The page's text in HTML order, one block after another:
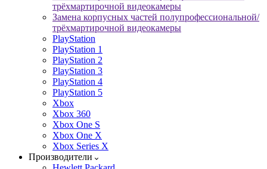
трёхмартирочной видеокамеры
Замена корпусных частей полупрофессиональной/
трёхмартирочной видеокамеры
PlayStation
PlayStation 1
PlayStation 2
PlayStation 3
PlayStation 4
PlayStation 5
Xbox
Xbox 360
Xbox One S
Xbox One X
Xbox Series X
Производители